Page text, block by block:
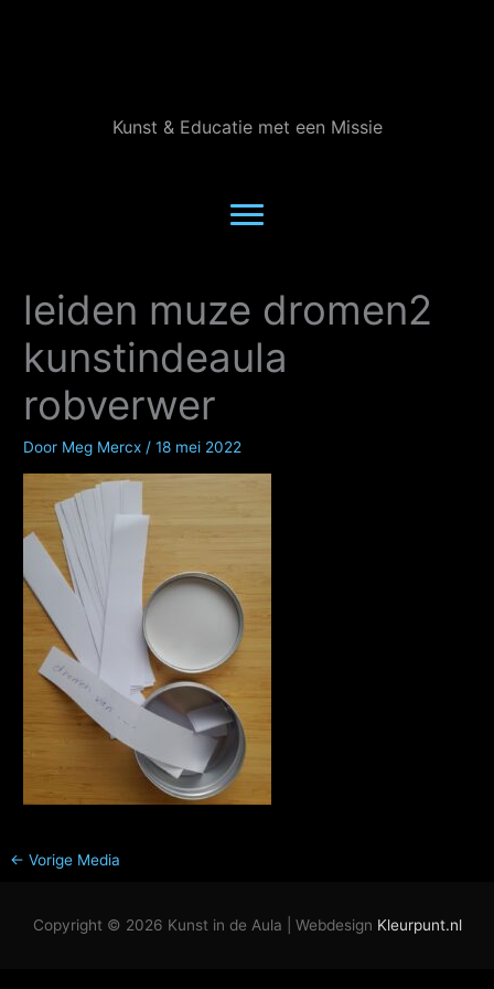
Kunst & Educatie met een Missie
leiden muze dromen2
kunstindeaula
robverwer
Door Meg Mercx /18 mei 2022
← Vorige Media
Copyright © 2026 Kunst in de Aula | Webdesign Kleurpunt.nl